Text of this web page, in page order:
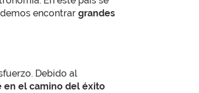
encontrar grandes
Debido al
en el camino del éxito